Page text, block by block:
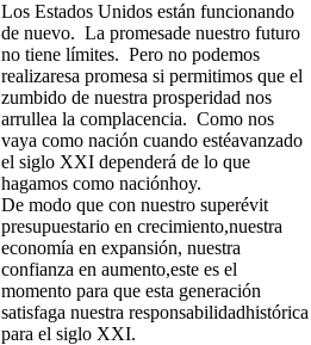
Los Estados Unidos están funcionando
de nuevo. La promesade nuestro futuro
no tiene límites. Pero no podemos
realizaresa promesa si permitimos que el
zumbido de nuestra prosperidad nos
arrullea la complacencia. Como nos
vaya como nación cuando estéavanzado
el siglo XXI dependerá de lo que
hagamos como naciónhoy.
De modo que con nuestro superévit
presupuestario en crecimiento,nuestra
economía en expansión, nuestra
confianza en aumento,este es el
momento para que esta generación
satisfaga nuestra responsabilidadhistórica
para el siglo XXI.